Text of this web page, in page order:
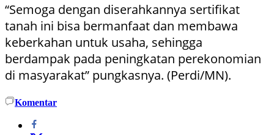
“Semoga dengan diserahkannya sertifikat
tanah ini bisa bermanfaat dan membawa
keberkahan untuk usaha, sehingga
berdampak pada peningkatan perekonomian
di masyarakat” pungkasnya. (Perdi/MN).
Komentar